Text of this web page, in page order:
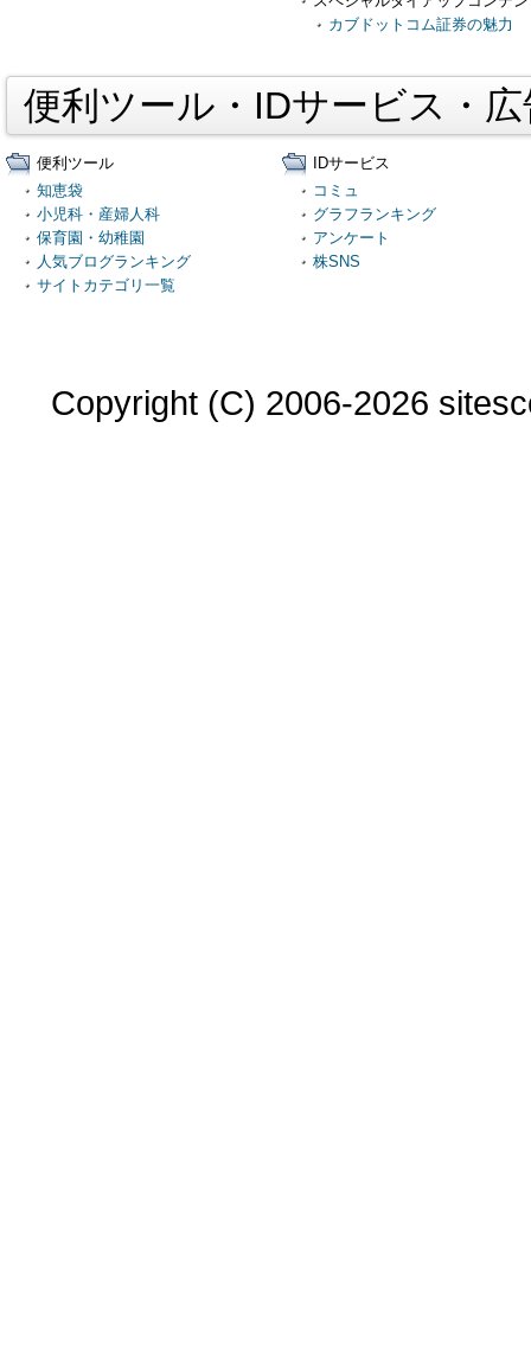
カブドットコム証券の魅力
便利ツール・IDサービス・
便利ツール
知恵袋
小児科・産婦人科
保育園・幼稚園
人気ブログランキング
サイトカテゴリ一覧
IDサービス
コミュ
グラフランキング
アンケート
株SNS
Copyright (C) 2006-2026